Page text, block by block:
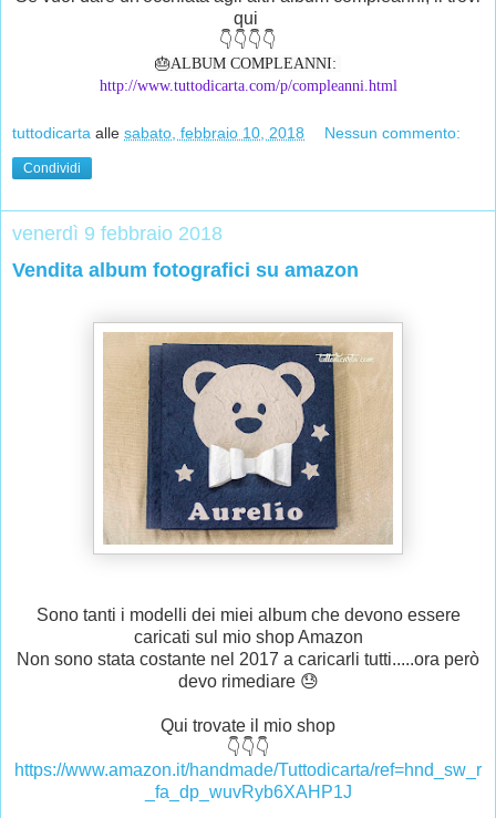
qui
👇👇👇👇
http://www.tuttodicarta.com/p/compleanni.html
tuttodicarta alle sabato, febbraio 10, 2018 Nessun commento:
Condividi
venerdì 9 febbraio 2018
Vendita album fotografici su amazon
Sono tanti i modelli dei miei album che devono essere
caricati sul mio shop Amazon
Non sono stata costante nel 2017 a caricarli tutti.....ora però
devo rimediare 😓
Qui trovate il mio shop
👇👇👇
https://www.amazon.it/handmade/Tuttodicarta/ref=hnd_sw_r
_fa_dp_wuvRyb6XAHP1J